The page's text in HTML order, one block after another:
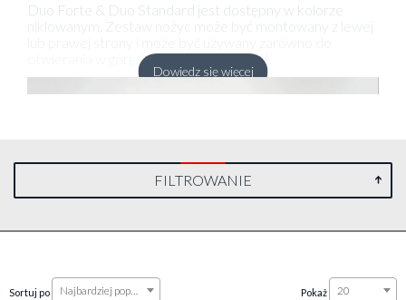
Duo Forte & Duo Standard jest dostępny w kolorze
niklowanym. Zestaw nożyc może być montowany z lewej
otwierania w górę, jak i otwierania w dół.
Dowiedz się więcej
FILTROWANIE
Sortuj po Najbardziej popularne Pokaż 20